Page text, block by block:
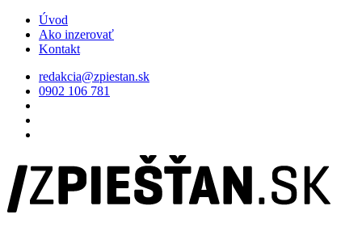
Úvod
Ako inzerovať
Kontakt
redakcia@zpiestan.sk
0902 106 781